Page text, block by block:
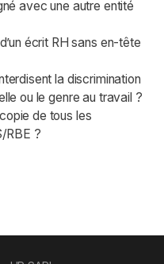
avec une autre entité
écrit RH sans en-tête
la discrimination
ou le genre au travail ?
de tous les
RBE ?